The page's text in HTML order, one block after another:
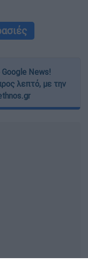
News!
λεπτό, με την